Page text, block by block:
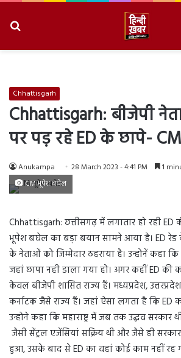
Chhattisgarh
Chhattisgarh: बीजेपी
पर पड़ रहे ED के छापे-
Anukampa 28 March 2023 - 4:41 PM 1
CM भूपेश बघेल
Chhattisgarh: छत्तीसगढ़ में लगातार हो रही ED
भूपेश बघेल का बड़ा बयान सामने आया है। ED रेड
के नेताओं को जिम्मेदार ठहराया है। उन्होनें कहा
जहां छापा नही डाला गया हो। अगर कहीं ED की
केवल बीजेपी शासित राज्य हैं। मध्यप्रदेश,
कर्नाटक जैसे राज्य हैं। जहां ऐसा लगता है कि ED
उन्होने कहा कि महाराष्ट्र में जब तक उद्धव
जैसी सेंट्रल एजेंसियां सक्रिय थी और जैसे ही
हुआ, उसके बाद से ED का वहां कोई काम नहीं रह